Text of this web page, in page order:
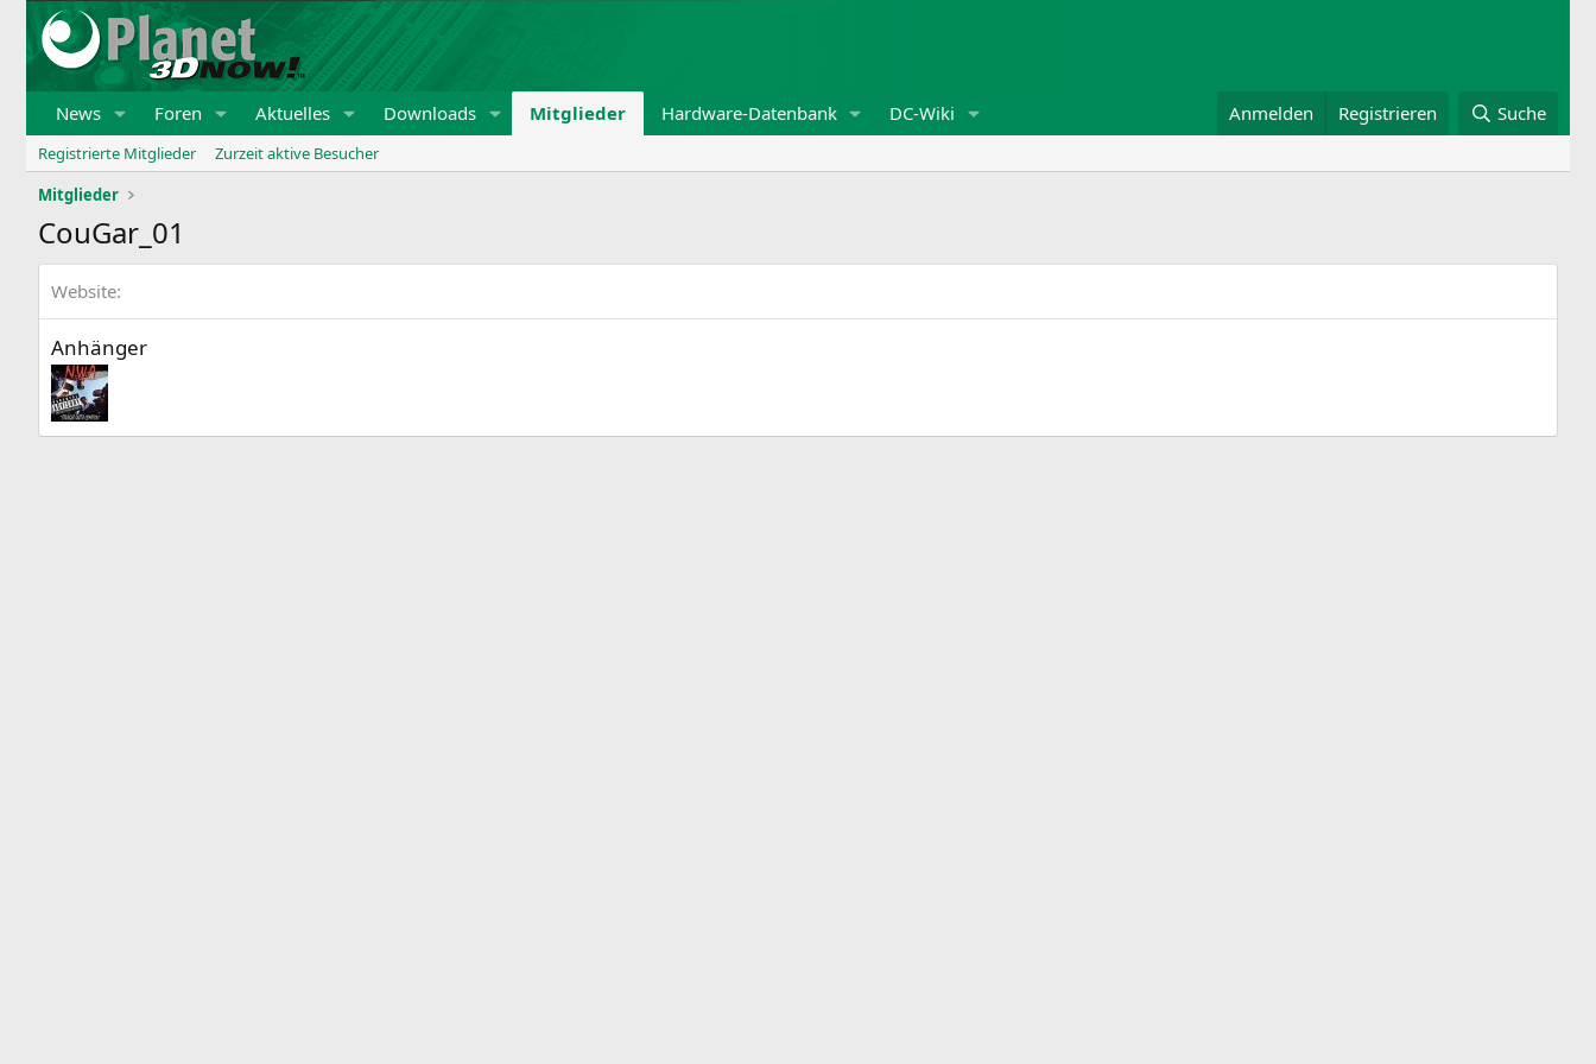
News Foren Aktuelles Downloads Mitglieder Hardware-Datenbank DC-Wiki Anmelden Registrieren Suche
Registrierte Mitglieder
Zurzeit aktive Besucher
Mitglieder
CouGar_01
Website
Anhänger